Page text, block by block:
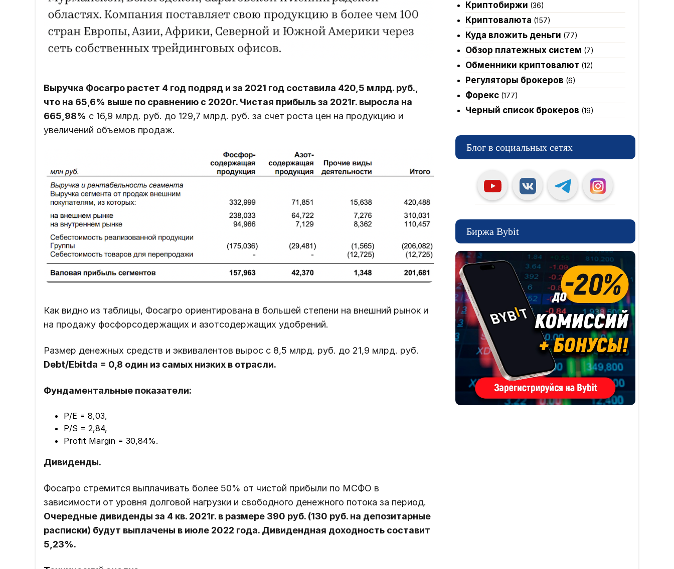
Выручка Фосагро растет 4 год подряд и за 2021 год составила 420,5 млрд. руб.,
что на 65,6% выше по сравнению с 2020г. Чистая прибыль за 2021г. выросла на
665,98% с 16,9 млрд. руб. до 129,7 млрд. руб. за счет роста цен на продукцию и
увеличений объемов продаж.
Как видно из таблицы, Фосагро ориентирована в большей степени на внешний рынок и
на продажу фосфорсодержащих и азотсодержащих удобрений.
Размер денежных средств и эквивалентов вырос с 8,5 млрд. руб. до 21,9 млрд. руб.
Debt/Ebitda = 0,8 один из самых низких в отрасли.
Фундаментальные показатели:
P/E = 8,03,
P/S = 2,84,
Profit Margin = 30,84%.
Дивиденды.
Фосагро стремится выплачивать более 50% от чистой прибыли по МСФО в
зависимости от уровня долговой нагрузки и свободного денежного потока за период.
Очередные дивиденды за 4 кв. 2021г. в размере 390 руб. (130 руб. на депозитарные
расписки) будут выплачены в июле 2022 года. Дивидендная доходность составит
5,23%.
Криптобиржи (36)
Криптовалюта (157)
Куда вложить деньги (77)
Обзор платежных систем (7)
Обменники криптовалют (12)
Регуляторы брокеров (6)
Форекс(177)
Черный список брокеров (19)
Блог в социальных сетях
Биржа Bybit